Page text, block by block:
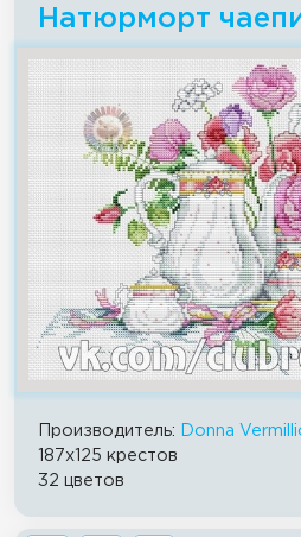
Натюрморт
Производитель:
Donna
187x125 крестов
32 цветов